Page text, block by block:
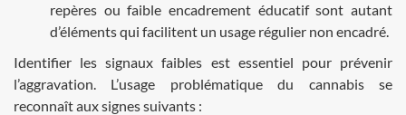
repères ou faible encadrement éducatif sont autant
d’éléments qui facilitent un usage régulier non encadré.
Identifier les signaux faibles est essentiel pour prévenir
l’aggravation. L’usage problématique du cannabis se
reconnaît aux signes suivants :